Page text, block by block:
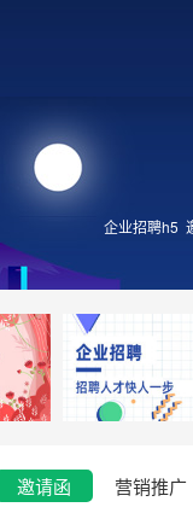
企业招聘h5
邀请函 营销推广